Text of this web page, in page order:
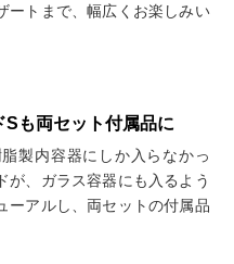
ートまで、幅広くお楽しみい
Sも両セット付属品に
製内容器にしか入らなかっ
が、ガラス容器にも入るよう
ーアルし、両セットの付属品